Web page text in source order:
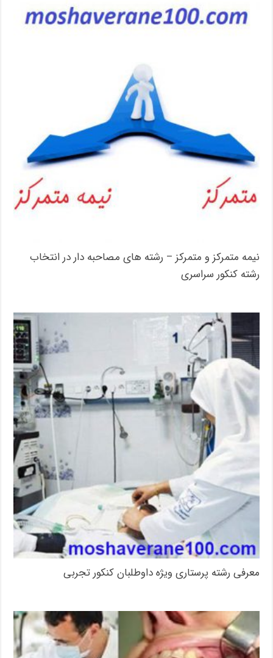
نیمه متمرکز و متمرکز – رشته های مصاحبه دار در انتخاب
رشته کنکور سراسری
معرفی رشته پرستاری ویژه داوطلبان کنکور تجربی